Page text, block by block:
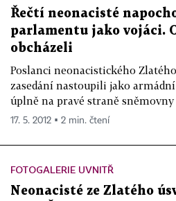
Řečtí neonacisté
parlamentu jako vojáci.
obcházeli
Poslanci neonacistického
zasedání nastoupili jako
úplně na pravé straně sněmovny
17. 5. 2012 ▪ 2 min. čtení
FOTOGALERIE UVNITŘ
Neonacisté ze Zlatého